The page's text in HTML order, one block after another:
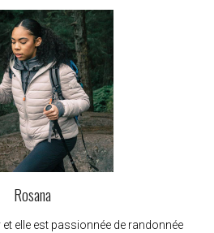
Rosana
elle est passionnée de randonnée